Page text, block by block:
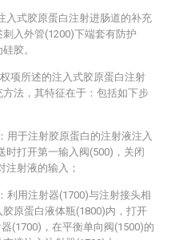
入式胶原蛋白注射进肠道的补充
入外管(1200)下端套有防护
胶。
项所述的注入式胶原蛋白注射
法，其特征在于：包括如下步
用于注射胶原蛋白的注射液注入
时打开第一输入阀(500)，关闭
注射液的输入；
利用注射器(1700)与注射接头相
原蛋白液体瓶(1800)内，打开
(1700)，在平衡单向阀(1500)的